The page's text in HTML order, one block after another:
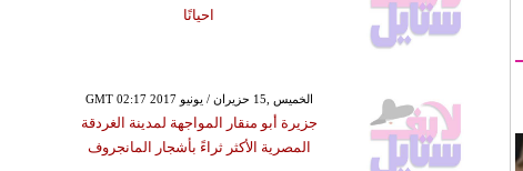
احيانًا
GMT 02:17 2017 الخميس ,15 حزيران / يونيو
جزيرة أبو منقار المواجهة لمدينة الغردقة
المصرية الأكثر ثراءً بأشجار المانجروف